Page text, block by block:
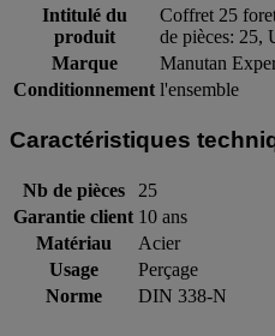
Intitulé du
produit
Coffret 25
de pièces: 25,
Marque
Manutan
Conditionnement l'ensemble
Caractéristiques
Nb de pièces
25
Garantie client 10 ans
Matériau
Acier
Usage
Perçage
Norme
DIN 338-N